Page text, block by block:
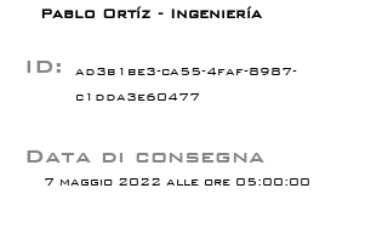
Pablo Ortíz - Ingeniería
ad3b1be3-ca55-4faf-8987-
c1dda3e60477
ID:
Data di consegna
7 maggio 2022 alle ore 05:00:00